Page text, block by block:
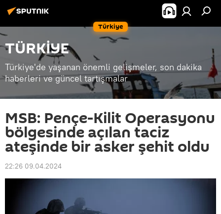
Türkiye
TÜRKİYE
Türkiye'de yaşanan önemli gelişmeler, son dakika
haberleri ve güncel tartışmalar
MSB: Pençe-Kilit Operasyonu
bölgesinde açılan taciz
ateşinde bir asker şehit oldu
22:26 09.04.2024